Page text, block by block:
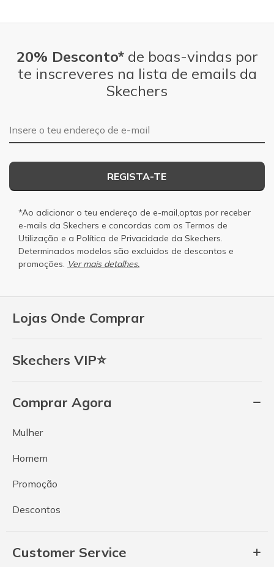
Lojas Onde Comprar
Skechers VIP⭐
Comprar Agora
Mulher
Homem
Promoção
Descontos
Customer Service
20% Desconto*de boas-vindas por
te inscreveres na lista de emails da
Skechers
Endereço de e-mail
REGISTA-TE
*Ao adicionar o teu endereço de e-mail,optas por receber
e-mails da Skechers e concordas com os Termos de
Utilização e a Política de Privacidade da Skechers.
Determinados modelos são excluidos de descontos e
promoções. Ver mais detalhes.